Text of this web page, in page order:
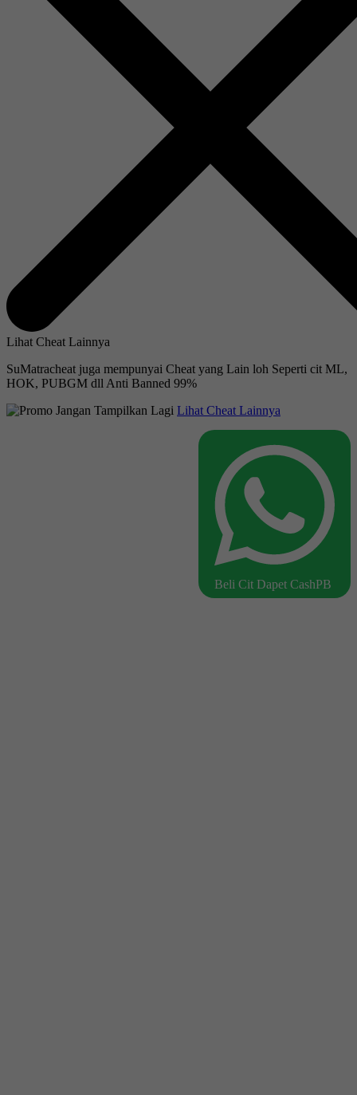
Lihat Cheat Lainnya
SuMatracheat juga mempunyai Cheat yang Lain loh Seperti cit ML,
HOK, PUBGM dll Anti Banned 99%
Jangan Tampilkan Lagi Lihat Cheat Lainnya
Beli Cit Dapet CashPB